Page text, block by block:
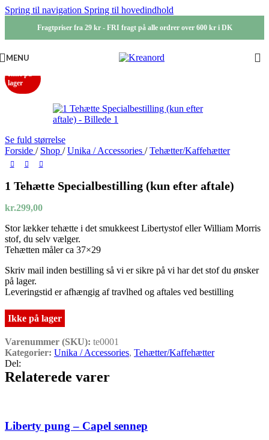
Spring til navigation Spring til hovedindhold
Fragtpriser fra 29 kr - FRI fragt på alle ordrer over 600 kr i DK
MENU
Ikke på
lager
Se fuld størrelse
Forside / Shop / Unika / Accessories / Tehætter/Kaffehætter
1 Tehætte Specialbestilling (kun efter aftale)
kr.299,00
Stor lækker tehætte i det smukkeest Libertystof eller William Morris
stof, du selv vælger.
Tehætten måler ca 37×29
Skriv mail inden bestilling så vi er sikre på vi har det stof du ønsker
på lager.
Leveringstid er afhængig af travlhed og aftales ved bestilling
Ikke på lager
Varenummer (SKU): te0001
Kategorier: Unika / Accessories, Tehætter/Kaffehætter
Del:
Relaterede varer
Liberty pung – Capel sennep